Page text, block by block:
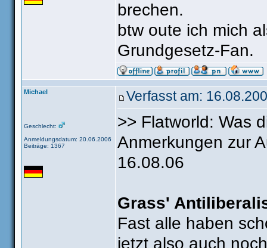
brechen.
btw oute ich mich
Grundgesetz-Fan.
Michael
Geschlecht:
Anmeldungsdatum: 20.06.2006
Beiträge: 1367
Verfasst am:
>> Flatworld: Was
Anmerkungen zur
16.08.06
Grass'
Fast alle haben
jetzt also auch